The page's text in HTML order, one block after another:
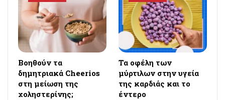
Βοηθούν τα
δημητριακά Cheerios
στη μείωση της
χοληστερίνης;
Τα οφέλη των
μύρτιλων στην υγεία
της καρδιάς και το
έντερο